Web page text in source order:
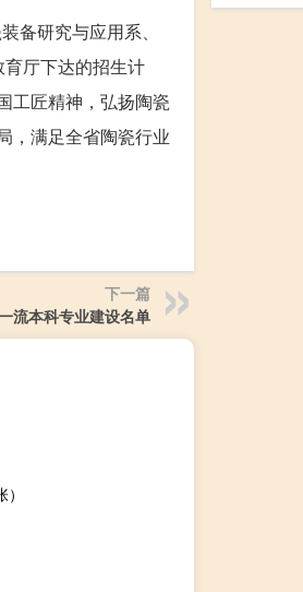
备研究与应用系、
厅下达的招生计
工匠精神，弘扬陶瓷
，满足全省陶瓷行业
下一篇
流本科专业建设名单